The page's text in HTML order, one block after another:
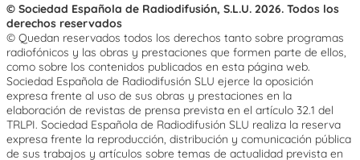
© Sociedad Española de Radiodifusión, S.L.U. 2026. Todos los
derechos reservados
© Quedan reservados todos los derechos tanto sobre programas
radiofónicos y las obras y prestaciones que formen parte de ellos,
como sobre los contenidos publicados en esta página web.
Sociedad Española de Radiodifusión SLU ejerce la oposición
expresa frente al uso de sus obras y prestaciones en la
elaboración de revistas de prensa prevista en el artículo 32.1 del
TRLPI. Sociedad Española de Radiodifusión SLU realiza la reserva
expresa frente la reproducción, distribución y comunicación pública
de sus trabajos y artículos sobre temas de actualidad prevista en